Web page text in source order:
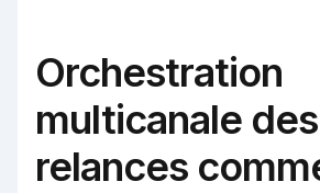
Orchestration
multicanale des
relances